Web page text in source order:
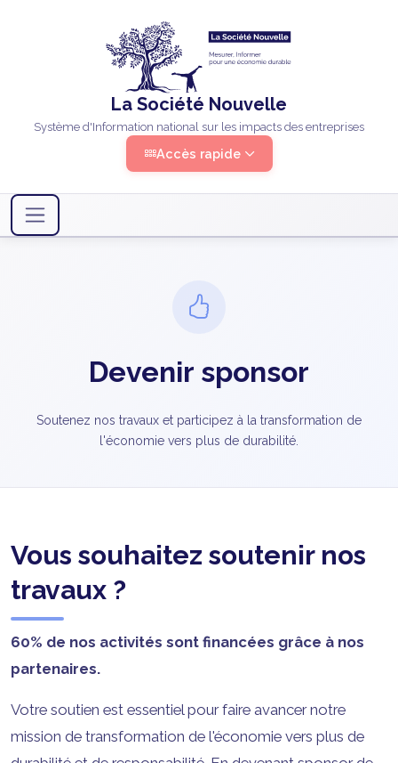
La Société Nouvelle
Système d'Information national sur les impacts des entreprises
Accès rapide
Devenir sponsor
Soutenez nos travaux et participez à la transformation de
l'économie vers plus de durabilité.
Vous souhaitez soutenir nos
travaux ?
60% de nos activités sont financées grâce à nos
partenaires.
Votre soutien est essentiel pour faire avancer notre
mission de transformation de l'économie vers plus de